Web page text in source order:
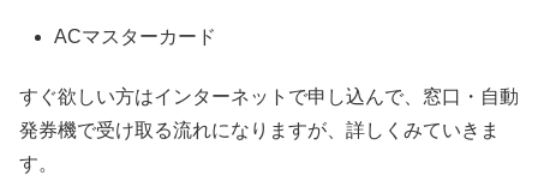
ACマスターカード
すぐ欲しい方はインターネットで申し込んで、窓口・自動
発券機で受け取る流れになりますが、詳しくみていきま
す。